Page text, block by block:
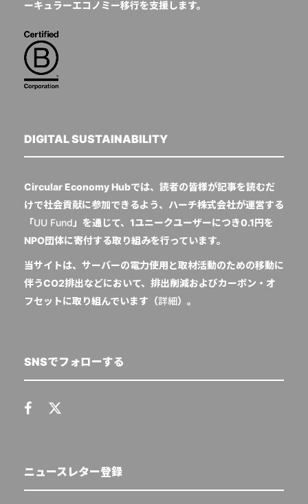
ーキュラーエコノミー移行を支援します。
DIGITAL SUSTAINABILITY
Circular Economy Hubでは、読者の皆様が記事を読むだ
けで社会貢献に参加できるよう、ハーチ株式会社が運営する
「UU Fund 」を通じて、1ユニークユーザーにつき0.1円を
NPO団体に寄付する取り組みを行っています。
当サイトは、サーバーの電力使用と取材活動のための移動に
伴うCO2排出などにおいて、排出削減およびカーボン・オ
フセットに取り組んでいます（詳細）。
SNSでフォローする
ニュースレター登録